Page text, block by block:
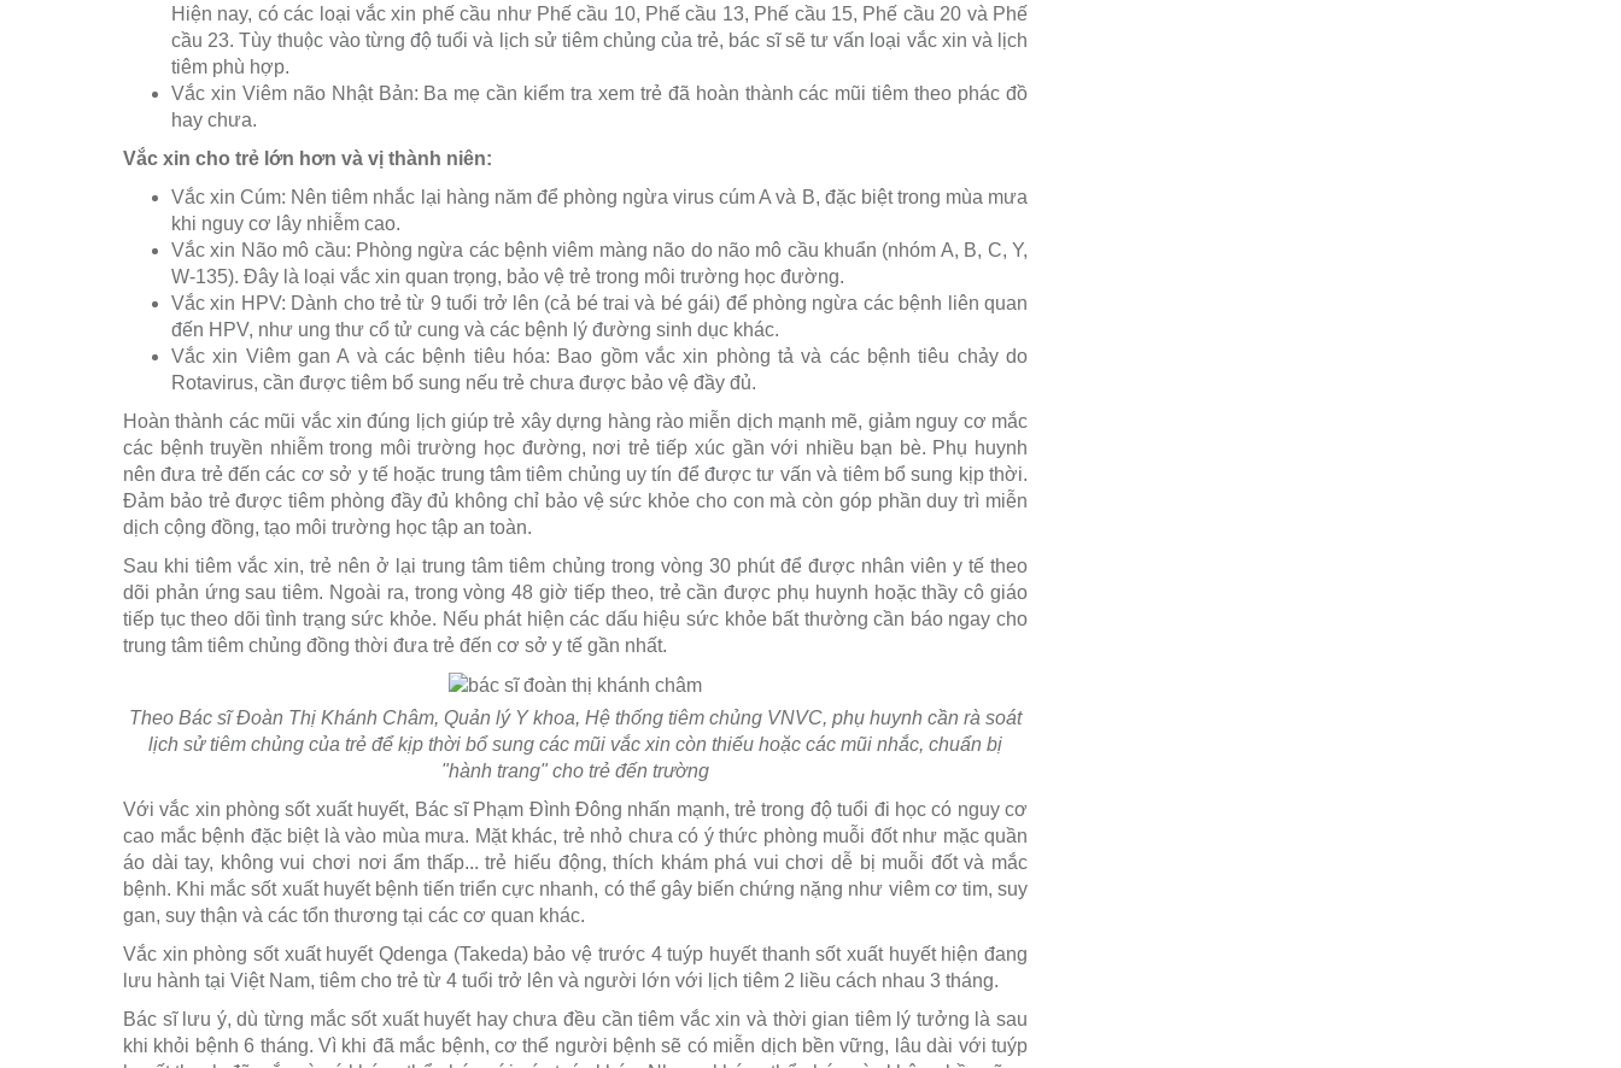
Hiện nay, có các loại vắc xin phế cầu như Phế cầu 10, Phế cầu 13, Phế cầu 15, Phế cầu 20 và Phế
cầu 23. Tùy thuộc vào từng độ tuổi và lịch sử tiêm chủng của trẻ, bác sĩ sẽ tư vấn loại vắc xin và lịch
tiêm phù hợp.
Vắc xin Viêm não Nhật Bản: Ba mẹ cần kiểm tra xem trẻ đã hoàn thành các mũi tiêm theo phác đồ
hay chưa.
Vắc xin cho trẻ lớn hơn và vị thành niên:
Vắc xin Cúm: Nên tiêm nhắc lại hàng năm để phòng ngừa virus cúm A và B, đặc biệt trong mùa mưa
khi nguy cơ lây nhiễm cao.
Vắc xin Não mô cầu: Phòng ngừa các bệnh viêm màng não do não mô cầu khuẩn (nhóm A, B, C, Y,
W-135). Đây là loại vắc xin quan trọng, bảo vệ trẻ trong môi trường học đường.
Vắc xin HPV: Dành cho trẻ từ 9 tuổi trở lên (cả bé trai và bé gái) để phòng ngừa các bệnh liên quan
đến HPV, như ung thư cổ tử cung và các bệnh lý đường sinh dục khác.
Vắc xin Viêm gan A và các bệnh tiêu hóa: Bao gồm vắc xin phòng tả và các bệnh tiêu chảy do
Rotavirus, cần được tiêm bổ sung nếu trẻ chưa được bảo vệ đầy đủ.
Hoàn thành các mũi vắc xin đúng lịch giúp trẻ xây dựng hàng rào miễn dịch mạnh mẽ, giảm nguy cơ mắc
các bệnh truyền nhiễm trong môi trường học đường, nơi trẻ tiếp xúc gần với nhiều bạn bè. Phụ huynh
nên đưa trẻ đến các cơ sở y tế hoặc trung tâm tiêm chủng uy tín để được tư vấn và tiêm bổ sung kịp thời.
Đảm bảo trẻ được tiêm phòng đầy đủ không chỉ bảo vệ sức khỏe cho con mà còn góp phần duy trì miễn
dịch cộng đồng, tạo môi trường học tập an toàn.
Sau khi tiêm vắc xin, trẻ nên ở lại trung tâm tiêm chủng trong vòng 30 phút để được nhân viên y tế theo
dõi phản ứng sau tiêm. Ngoài ra, trong vòng 48 giờ tiếp theo, trẻ cần được phụ huynh hoặc thầy cô giáo
tiếp tục theo dõi tình trạng sức khỏe. Nếu phát hiện các dấu hiệu sức khỏe bất thường cần báo ngay cho
trung tâm tiêm chủng đồng thời đưa trẻ đến cơ sở y tế gần nhất.
Theo Bác sĩ Đoàn Thị Khánh Châm, Quản lý Y khoa, Hệ thống tiêm chủng VNVC, phụ huynh cần rà soát
lịch sử tiêm chủng của trẻ để kịp thời bổ sung các mũi vắc xin còn thiếu hoặc các mũi nhắc, chuẩn bị
"hành trang" cho trẻ đến trường
Với vắc xin phòng sốt xuất huyết, Bác sĩ Phạm Đình Đông nhấn mạnh, trẻ trong độ tuổi đi học có nguy cơ
cao mắc bệnh đặc biệt là vào mùa mưa. Mặt khác, trẻ nhỏ chưa có ý thức phòng muỗi đốt như mặc quần
áo dài tay, không vui chơi nơi ẩm thấp... trẻ hiếu động, thích khám phá vui chơi dễ bị muỗi đốt và mắc
bệnh. Khi mắc sốt xuất huyết bệnh tiến triển cực nhanh, có thể gây biến chứng nặng như viêm cơ tim, suy
gan, suy thận và các tổn thương tại các cơ quan khác.
Vắc xin phòng sốt xuất huyết Qdenga (Takeda) bảo vệ trước 4 tuýp huyết thanh sốt xuất huyết hiện đang
lưu hành tại Việt Nam, tiêm cho trẻ từ 4 tuổi trở lên và người lớn với lịch tiêm 2 liều cách nhau 3 tháng.
Bác sĩ lưu ý, dù từng mắc sốt xuất huyết hay chưa đều cần tiêm vắc xin và thời gian tiêm lý tưởng là sau
khi khỏi bệnh 6 tháng. Vì khi đã mắc bệnh, cơ thể người bệnh sẽ có miễn dịch bền vững, lâu dài với tuýp